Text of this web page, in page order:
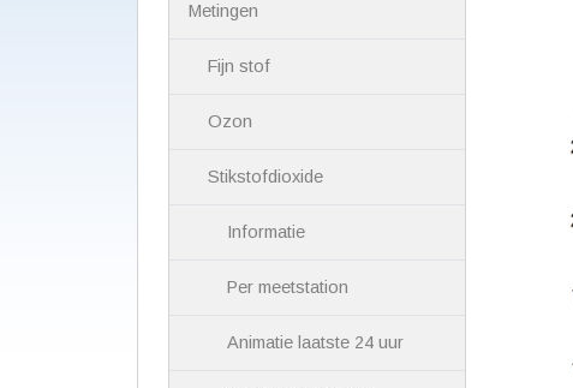
Metingen
Fijn stof
Ozon
Stikstofdioxide
Informatie
Per meetstation
Animatie laatste 24 uur